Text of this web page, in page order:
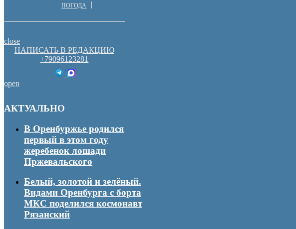
ПОГОДА
close
НАПИСАТЬ В РЕДАКЦИЮ
+79096123281
open
АКТУАЛЬНО
В Оренбуржье родился
первый в этом году
жеребенок лошади
Пржевальского
Белый, золотой и зелёный.
Видами Оренбурга с борта
МКС поделился космонавт
Рязанский